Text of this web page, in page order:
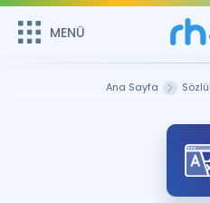
MENÜ
Sepetin
Remzi Hoca ile seni sınava
MENÜ
Ana Sayfa